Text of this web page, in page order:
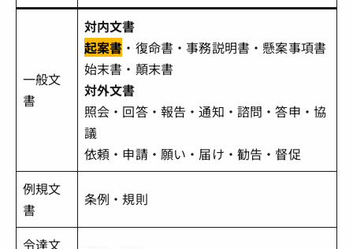
一般文
書
対内文書
起案書 ・復命書・事務説明書・懸案事項書
始末書・顛末書
対外文書
照会・回答・報告・通知・諮問・答申・協
議
依頼・申請・願い・届け・勧告・督促
例規文
書
条例・規則
令達文